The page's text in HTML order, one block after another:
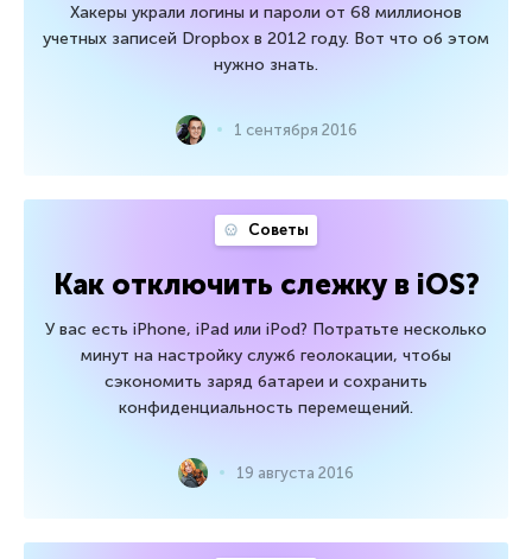
Хакеры украли логины и пароли от 68 миллионов
учетных записей Dropbox в 2012 году. Вот что об этом
нужно знать.
1 сентября 2016
Советы
Как отключить слежку в iOS?
У вас есть iPhone, iPad или iPod? Потратьте несколько
минут на настройку служб геолокации, чтобы
сэкономить заряд батареи и сохранить
конфиденциальность перемещений.
19 августа 2016